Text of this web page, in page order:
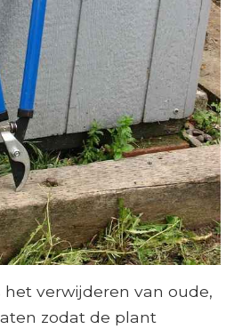
het verwijderen van oude,
zodat de plant